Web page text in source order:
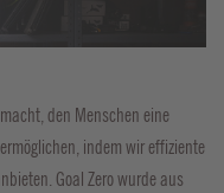
den Menschen eine
indem wir effiziente
Goal Zero wurde aus